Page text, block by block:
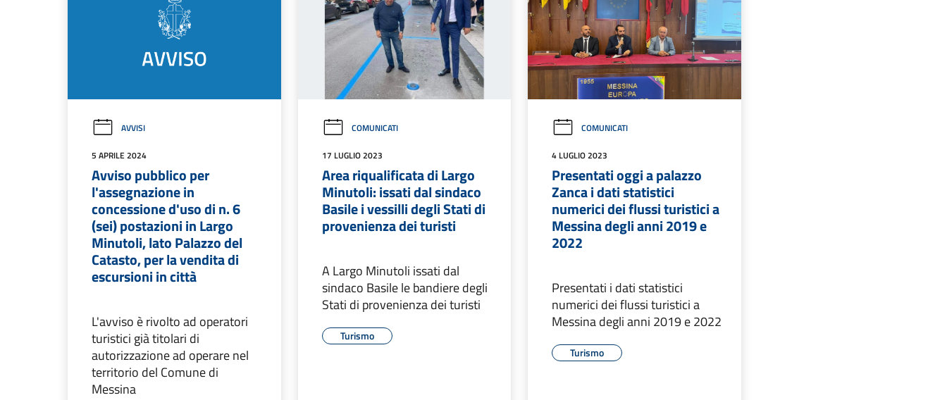
AVVISI
5 APRILE 2024
Avviso pubblico per
l'assegnazione in
concessione d'uso di n. 6
(sei) postazioni in Largo
Minutoli, lato Palazzo del
Catasto, per la vendita di
escursioni in città
L'avviso è rivolto ad operatori
turistici già titolari di
autorizzazione ad operare nel
territorio del Comune di
Messina
COMUNICATI
17 LUGLIO 2023
Area riqualificata di Largo
Minutoli: issati dal sindaco
Basile i vessilli degli Stati di
provenienza dei turisti
A Largo Minutoli issati dal
sindaco Basile le bandiere degli
Stati di provenienza dei turisti
Turismo
COMUNICATI
4 LUGLIO 2023
Presentati oggi a palazzo
Zanca i dati statistici
numerici dei flussi turistici a
Messina degli anni 2019 e
2022
Presentati i dati statistici
numerici dei flussi turistici a
Messina degli anni 2019 e 2022
Turismo